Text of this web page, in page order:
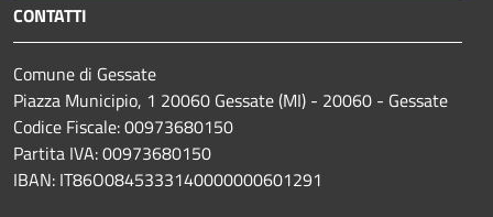
CONTATTI
Comune di Gessate
Piazza Municipio, 1 20060 Gessate (MI) - 20060 - Gessate
Codice Fiscale: 00973680150
Partita IVA: 00973680150
IBAN: IT86O0845333140000000601291